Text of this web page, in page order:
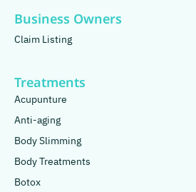
Business Owners
Claim Listing
Treatments
Acupunture
Anti-aging
Body Slimming
Body Treatments
Botox